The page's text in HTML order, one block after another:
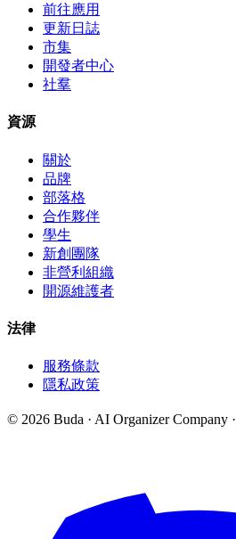
前往應用
更新日誌
市集
開發者中心
社羣
資源
關於
品牌
部落格
合作夥伴
學生
新創團隊
非營利組織
開源維護者
法律
服務條款
隱私政策
© 2026 Buda · AI Organizer Company ·